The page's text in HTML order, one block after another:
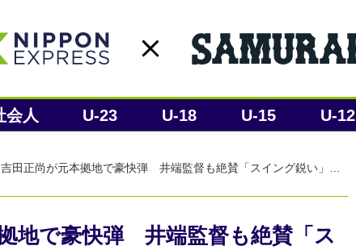
会人 U-23 U-18 U-15 U-12
吉田正尚が元本拠地で豪快弾 井端監督も絶賛「スイング鋭い」…
地で豪快弾 井端監督も絶賛「ス